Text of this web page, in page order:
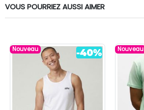
VOUS POURRIEZ AUSSI AIMER
Nouveau Nouveau